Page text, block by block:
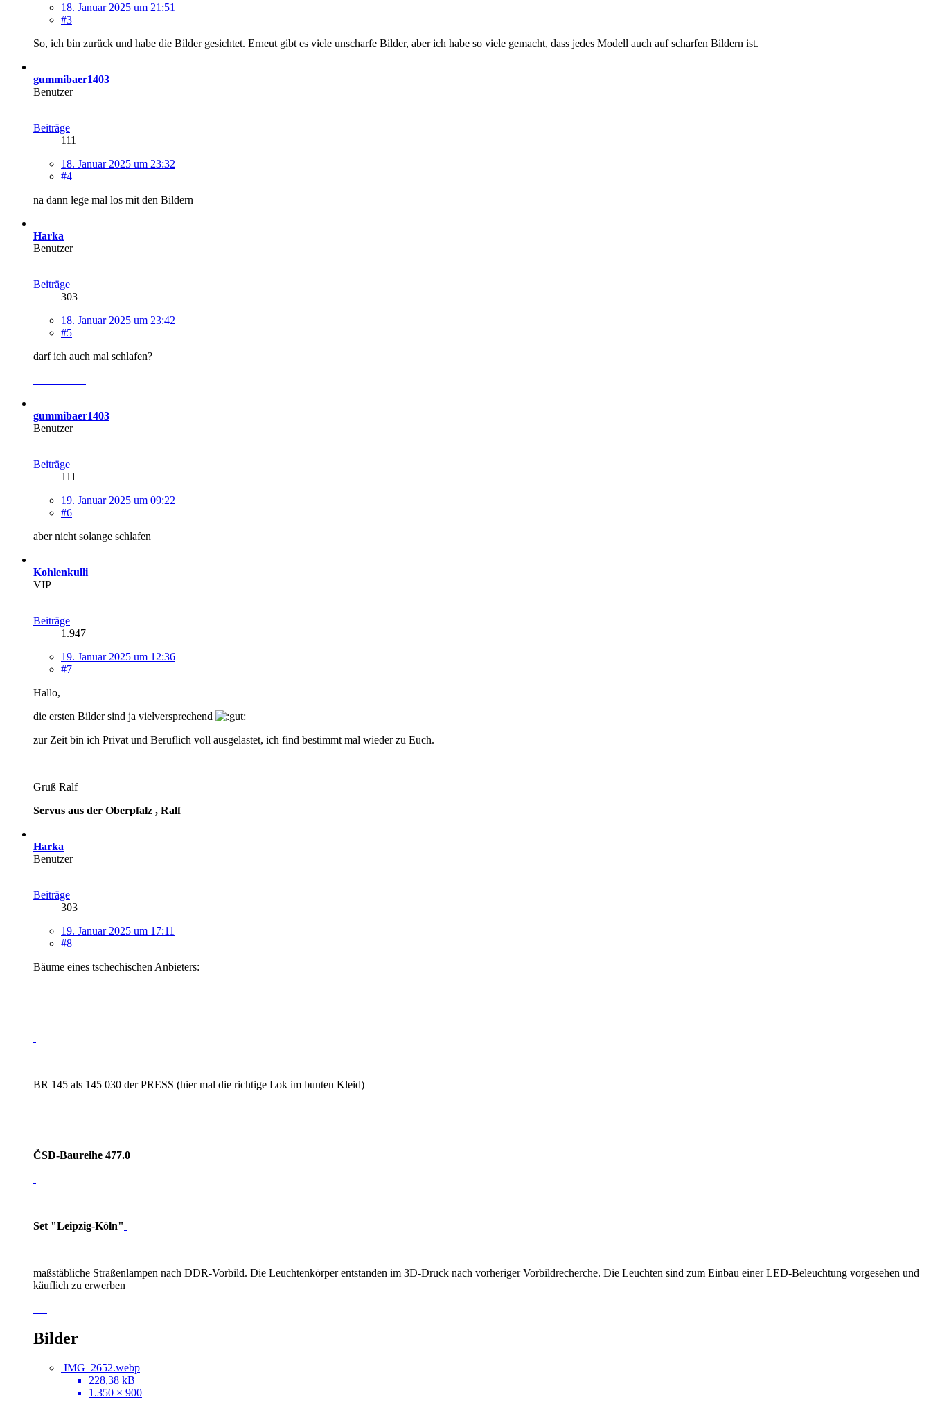
18. Januar 2025 um 21:51
#3
So, ich bin zurück und habe die Bilder gesichtet. Erneut gibt es viele unscharfe Bilder, aber ich habe so viele gemacht, dass jedes Modell auch auf scharfen Bildern ist.
gummibaer1403
Benutzer
Beiträge
111
18. Januar 2025 um 23:32
#4
na dann lege mal los mit den Bildern
Harka
Benutzer
Beiträge
303
18. Januar 2025 um 23:42
#5
darf ich auch mal schlafen?
gummibaer1403
Benutzer
Beiträge
111
19. Januar 2025 um 09:22
#6
aber nicht solange schlafen
Kohlenkulli
VIP
Beiträge
1.947
19. Januar 2025 um 12:36
#7
Hallo,
die ersten Bilder sind ja vielversprechend
zur Zeit bin ich Privat und Beruflich voll ausgelastet, ich find bestimmt mal wieder zu Euch.
Gruß Ralf
Servus aus der Oberpfalz , Ralf
Harka
Benutzer
Beiträge
303
19. Januar 2025 um 17:11
#8
Bäume eines tschechischen Anbieters:
BR 145 als 145 030 der PRESS (hier mal die richtige Lok im bunten Kleid)
ČSD-Baureihe 477.0
Set "Leipzig-Köln"
maßstäbliche Straßenlampen nach DDR-Vorbild. Die Leuchtenkörper entstanden im 3D-Druck nach vorheriger Vorbildrecherche. Die Leuchten sind zum Einbau einer LED-Beleuchtung vorgesehen und
käuflich zu erwerben
Bilder
IMG_2652.webp
228,38 kB
1.350 × 900